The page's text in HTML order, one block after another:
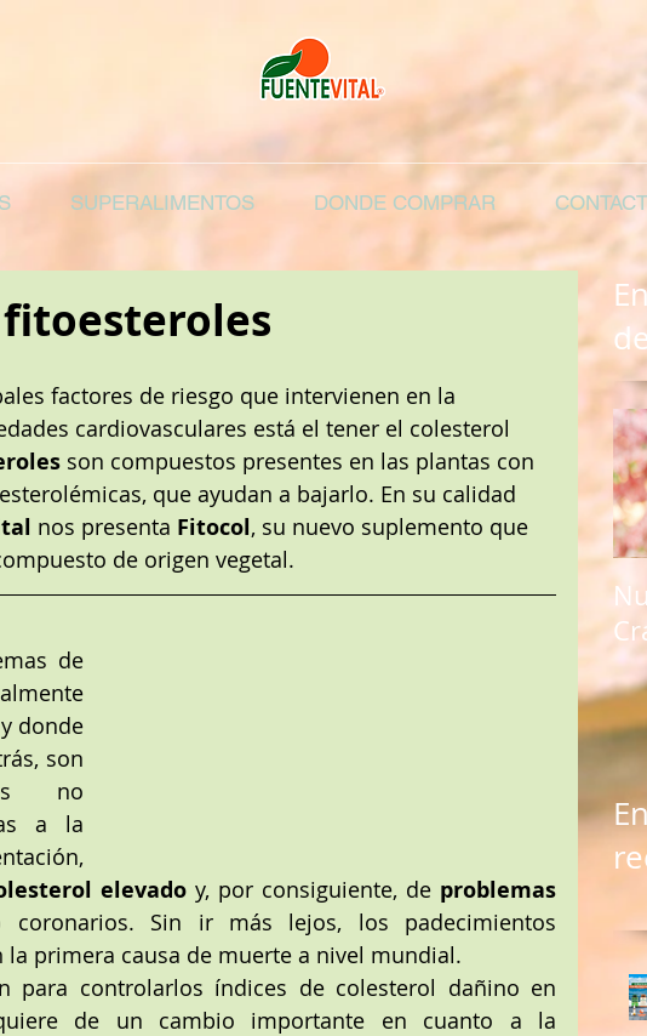
SUPERALIMENTOS DONDE COMPRAR
fitoesteroles
factores de riesgo que intervienen en la
cardiovasculares está el tener el colesterol
son compuestos presentes en las plantas con
que ayudan a bajarlo. En su calidad
nos presenta Fitocol, su nuevo suplemento que
de origen vegetal.
de
donde
son
no
a la
elevado y, por consiguiente, de problemas
coronarios. Sin ir más lejos, los padecimientos
la primera causa de muerte a nivel mundial.
para controlarlos índices de colesterol dañino en
de un cambio importante en cuanto a la